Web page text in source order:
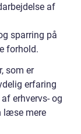
af
sparring på
forhold.
som er
erfaring
erhvervs- og
læse mere